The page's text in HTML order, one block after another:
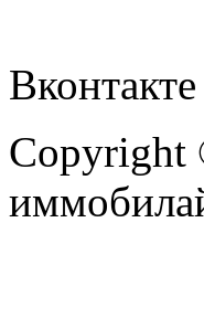
Вконтакте
Copyright